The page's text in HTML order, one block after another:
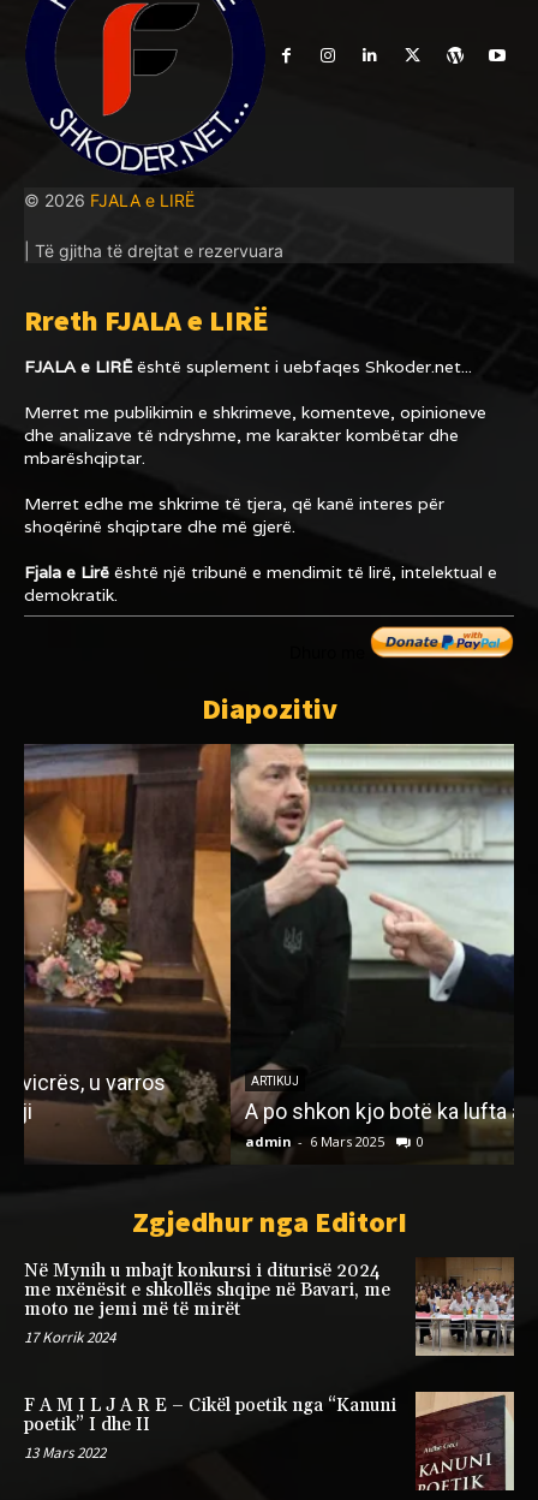
© 2026 FJALA e LIRË
| Të gjitha të drejtat e rezervuara
Rreth FJALA e LIRË
FJALA e LIRËështë suplement i uebfaqes Shkoder.net...
Merret me publikimin e shkrimeve, komenteve, opinioneve
dhe analizave të ndryshme, me karakter kombëtar dhe
mbarëshqiptar.
Merret edhe me shkrime të tjera, që kanë interes për
shoqërinë shqiptare dhe më gjerë.
Fjala e Lirë është një tribunë e mendimit të lirë, intelektual e
demokratik.
Diapozitiv
ARTIKUJ
A po shkon kjo botë ka lufta apo paqja?
6 Mars 2025 0
Zgjedhur nga EditorI
Në Mynih u mbajt konkursi i diturisë 2024
me nxënësit e shkollës shqipe në Bavari, me
moto ne jemi më të mirët
17 Korrik 2024
F A M I L J A R E – Cikël poetik nga “Kanuni
poetik” I dhe II
13 Mars 2022